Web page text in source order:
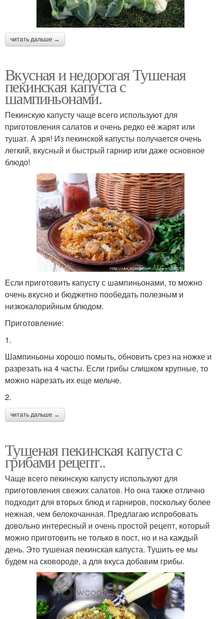
читать дальше →
Вкусная и недорогая Тушеная
пекинская капуста с
шампиньонами.
Пекинскую капусту чаще всего используют для
приготовления салатов и очень редко её жарят или
тушат. А зря! Из пекинской капусты получается очень
легкий, вкусный и быстрый гарнир или даже основное
блюдо!
Если приготовить капусту с шампиньонами, то можно
очень вкусно и бюджетно пообедать полезным и
низкокалорийным блюдом.
Приготовление:
1.
Шампиньоны хорошо помыть, обновить срез на ножке и
разрезать на 4 часты. Если грибы слишком крупные, то
можно нарезать их еще мельче.
2.
читать дальше →
Тушеная пекинская капуста с
грибами рецепт..
Чаще всего пекинскую капусту используют для
приготовления свежих салатов. Но она также отлично
подходит для вторых блюд и гарниров, поскольку более
нежная, чем белокочанная. Предлагаю испробовать
довольно интересный и очень простой рецепт, который
можно приготовить не только в пост, но и на каждый
день. Это тушеная пекинская капуста. Тушить ее мы
будем на сковороде, а для вкуса добавим грибы.